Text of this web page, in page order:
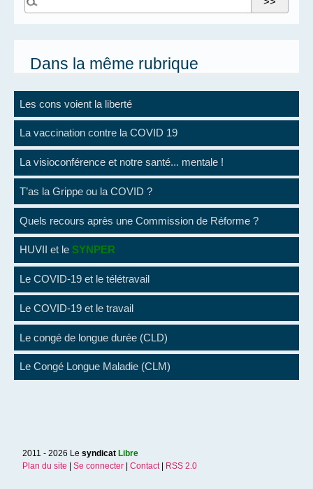
Dans la même rubrique
Les cons voient la liberté
La vaccination contre la COVID 19
La visioconférence et notre santé... mentale !
T’as la Grippe ou la COVID ?
Quels recours après une Commission de Réforme ?
HUVII et le SYNPER
Le COVID-19 et le télétravail
Le COVID-19 et le travail
Le congé de longue durée (CLD)
Le Congé Longue Maladie (CLM)
2011 - 2026 Lesyndicat Libre
Plan du site |Se connecter |Contact| RSS 2.0